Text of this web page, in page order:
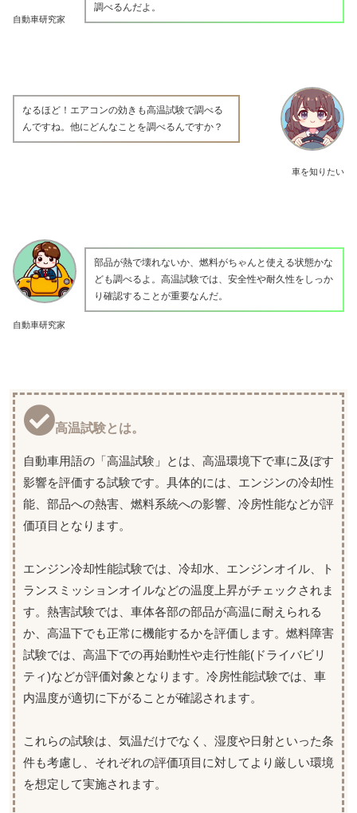
自動車研究家
調べるんだよ。
車を知りたい
なるほど！エアコンの効きも高温試験で調べる
んですね。他にどんなことを調べるんですか？
自動車研究家
部品が熱で壊れないか、燃料がちゃんと使える状態かな
ども調べるよ。高温試験では、安全性や耐久性をしっか
り確認することが重要なんだ。
高温試験とは。
自動車用語の「高温試験」とは、高温環境下で車に及ぼす
影響を評価する試験です。具体的には、エンジンの冷却性
能、部品への熱害、燃料系統への影響、冷房性能などが評
価項目となります。
エンジン冷却性能試験では、冷却水、エンジンオイル、ト
ランスミッションオイルなどの温度上昇がチェックされま
す。熱害試験では、車体各部の部品が高温に耐えられる
か、高温下でも正常に機能するかを評価します。燃料障害
試験では、高温下での再始動性や走行性能(ドライバビリ
ティ)などが評価対象となります。冷房性能試験では、車
内温度が適切に下がることが確認されます。
これらの試験は、気温だけでなく、湿度や日射といった条
件も考慮し、それぞれの評価項目に対してより厳しい環境
を想定して実施されます。